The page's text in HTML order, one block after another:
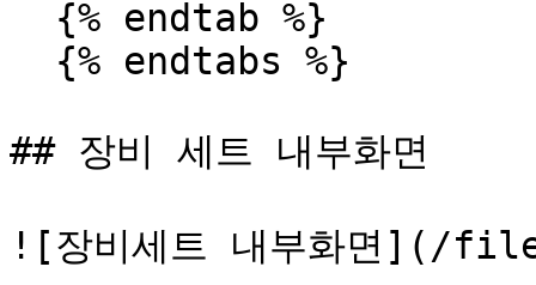
## 장비 세트 내부화면
![장비세트 내부화면](/